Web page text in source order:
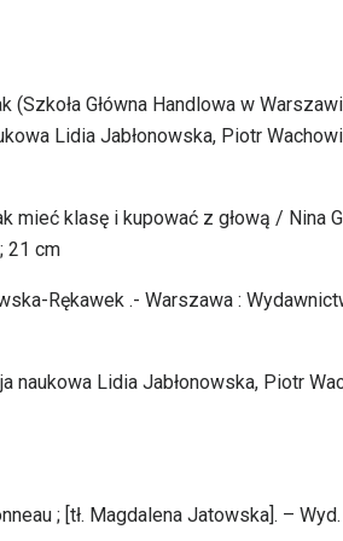
Główna Handlowa w
Lidia Jabłonowska, Piotr
klasę i kupować z głową / Nina
21 cm
Rękawek .- Warszawa :
Lidia Jabłonowska, Piotr
; [tł. Magdalena Jatowska]. –